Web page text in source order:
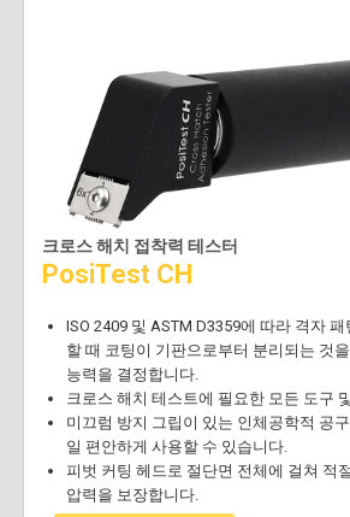
크로스 해치 접착력 테스터
PosiTest CH
ISO 2409 및 ASTM D3359에 따라 격자
할 때 코팅이 기판으로부터 분리되는 것
능력을 결정합니다.
크로스 해치 테스트에 필요한 모든 도구
미끄럼 방지 그립이 있는 인체공학적 공
일 편안하게 사용할 수 있습니다.
피벗 커팅 헤드로 절단면 전체에 걸쳐 적
압력을 보장합니다.